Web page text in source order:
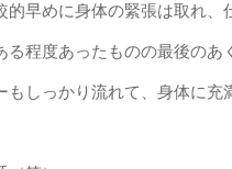
早めに身体の緊張は取れ、
程度あったものの最後のあ
しっかり流れて、身体に充